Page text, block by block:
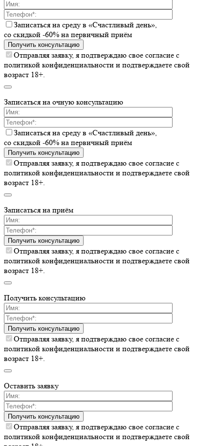
Записаться на среду в «Счастливый день»,
со скидкой -60% на первичный приём
Получить консультацию
Отправляя заявку, я подтверждаю свое согласие с
политикой конфиденциальности и подтверждаете свой
возраст 18+.
Записаться на очную консультацию
Записаться на среду в «Счастливый день»,
со скидкой -60% на первичный приём
Получить консультацию
Отправляя заявку, я подтверждаю свое согласие с
политикой конфиденциальности и подтверждаете свой
возраст 18+.
Записаться на приём
Получить консультацию
Отправляя заявку, я подтверждаю свое согласие с
политикой конфиденциальности и подтверждаете свой
возраст 18+.
Получить консультацию
Получить консультацию
Отправляя заявку, я подтверждаю свое согласие с
политикой конфиденциальности и подтверждаете свой
возраст 18+.
Оставить заявку
Получить консультацию
Отправляя заявку, я подтверждаю свое согласие с
политикой конфиденциальности и подтверждаете свой